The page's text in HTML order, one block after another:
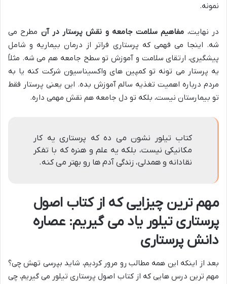
نمونه.
در نهایت، مفاهیم سلامت جامعه و نقش پرستار در آن مطرح می
شه. اینجا می فهمی که پرستاری فراتر از درمان بیماریه و شامل
پیشگیری، ارتقای سلامت و آموزش تو سطح جامعه هم می شه. مثلاً
یه پرستار می تونه تو کمپین های واکسیناسیون شرکت کنه یا به
مردم درباره اهمیت تغذیه سالم آموزش بده. این یعنی پرستار فقط
تو بیمارستان نیست، بلکه تو دل جامعه هم نقش مهمی داره.
کتاب تیلور نشون می ده که پرستاری یه کار
مکانیکی نیست، بلکه یه علم و هنره که با تفکر
نقادانه و همدلی، زندگی آدم ها رو بهتر می کنه.
مهم ترین چیزایی که از کتاب اصول
پرستاری تیلور یاد می گیریم: عصاره
دانش پرستاری
بعد از اینکه این همه مطالب رو مرور کردیم، شاید بپرسی تهش چی؟
مهم ترین درس هایی که از کتاب اصول پرستاری تیلور می گیریم، چی